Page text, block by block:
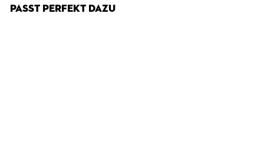
PASST PERFEKT DAZU